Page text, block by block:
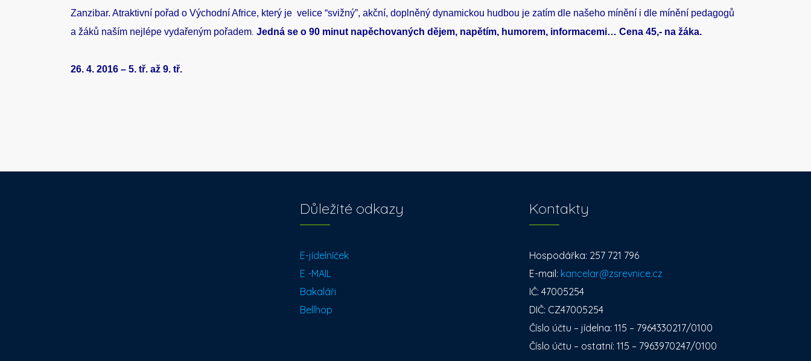
Zanzibar. Atraktivní pořad o Východní Africe, který je velice “svižný”, akční, doplněný dynamickou hudbou je zatím dle našeho mínění i dle mínění pedagogů
a žáků naším nejlépe vydařeným pořadem. Jedná se o 90 minut napěchovaných dějem, napětím, humorem, informacemi… Cena 45,- na žáka.
26. 4. 2016 – 5. tř. až 9. tř.
Důležité odkazy
E-jídelníček
E -MAIL
Bakaláři
Bellhop
Kontakty
Hospodářka: 257 721 796
E-mail: kancelar@zsrevnice.cz
IČ: 47005254
DIČ: CZ47005254
Číslo účtu – jídelna: 115 – 7964330217/0100
Číslo účtu – ostatní: 115 – 7963970247/0100